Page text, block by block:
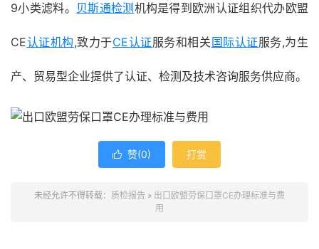
9小类滤料。 贝斯通检测 机构是得到欧洲认证组织代办欧盟
CE认证机构,致力于CE认证服务和相关 国际认证服务,为生
产、贸易型企业提供了认证、检测及技术咨询服务供应商。
 赞(0) 打赏
未经允许不得转载： 质检报告 » 出口欧盟劳保口罩CE办理标准与费
用